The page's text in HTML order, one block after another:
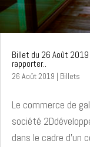
Billet du 26 Août 2019
rapporter..
26 Août 2019 | Billets
Le commerce de
société
dans le cadre d'un